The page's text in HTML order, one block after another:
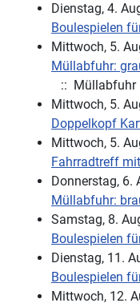
Dienstag, 4.
Boulespielen
Mittwoch, 5.
Müllabfuhr:
:: Müllabfuhr
Mittwoch, 5.
Doppelkopf
Mittwoch, 5.
Fahrradtreff
Donnerstag, 6.
Müllabfuhr:
Samstag, 8.
Boulespielen
Dienstag, 11.
Boulespielen
Mittwoch, 12.